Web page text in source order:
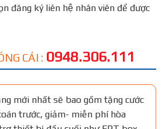
đăng ký liên hệ nhân viên để được
CÁI : 0948.306.111
mới nhất sẽ bao gồm tặng cước
trước, giảm- miễn phí hòa